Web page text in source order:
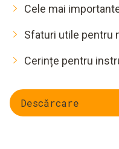
Cele mai
Sfaturi utile pentru
Cerințe pentru
Descărcare